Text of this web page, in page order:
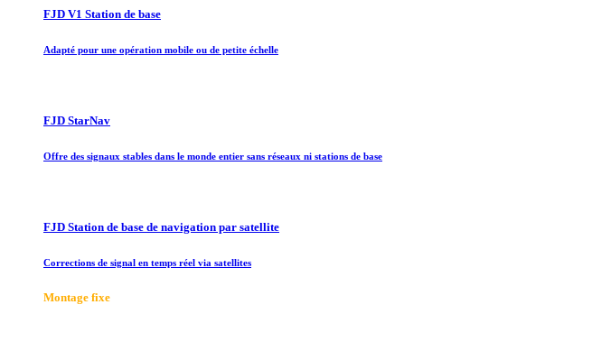
FJD V1 Station de base
Adapté pour une opération mobile ou de petite échelle
FJD StarNav
Offre des signaux stables dans le monde entier sans réseaux ni stations de base
FJD Station de base de navigation par satellite
Corrections de signal en temps réel via satellites
Montage fixe